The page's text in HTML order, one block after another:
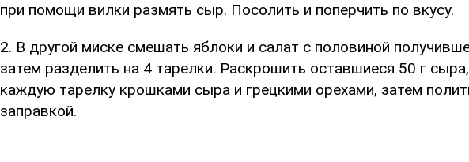
при помощи вилки размять сыр. Посолить и поперчить по вкусу.
2. В другой миске смешать яблоки и салат с половиной
затем разделить на 4 тарелки. Раскрошить оставшиеся 50 г
каждую тарелку крошками сыра и грецкими орехами, затем
заправкой.